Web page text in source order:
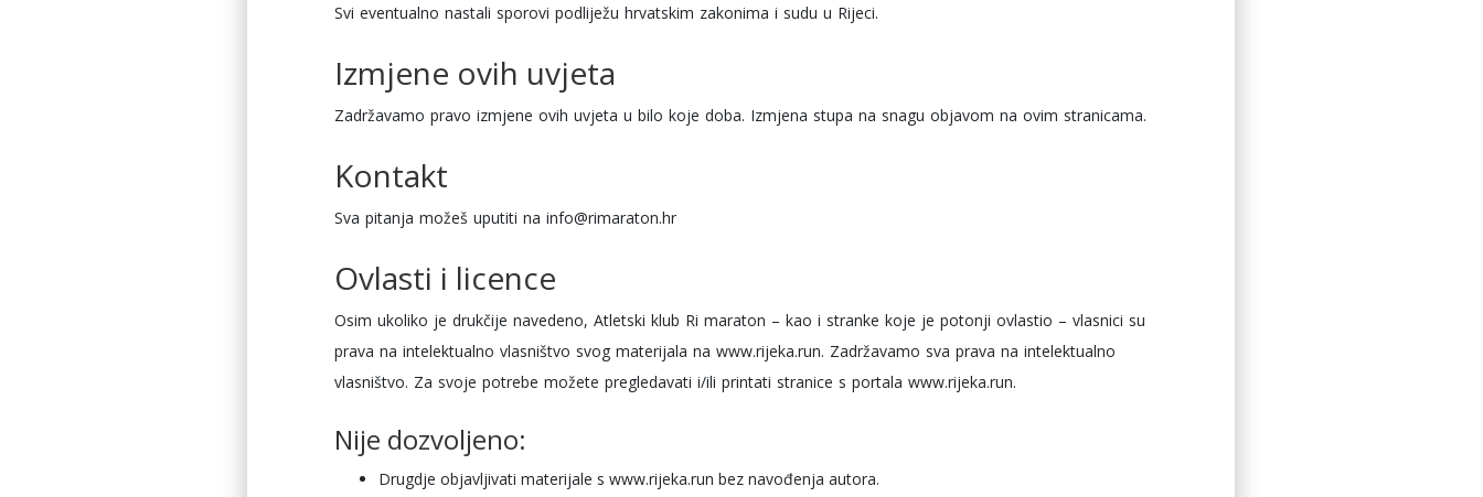
Svi eventualno nastali sporovi podliježu hrvatskim zakonima i sudu u Rijeci.
Izmjene ovih uvjeta
Zadržavamo pravo izmjene ovih uvjeta u bilo koje doba. Izmjena stupa na snagu objavom na ovim stranicama.
Kontakt
Sva pitanja možeš uputiti na info@rimaraton.hr
Ovlasti i licence
Osim ukoliko je drukčije navedeno, Atletski klub Ri maraton – kao i stranke koje je potonji ovlastio – vlasnici su
prava na intelektualno vlasništvo svog materijala na www.rijeka.run. Zadržavamo sva prava na intelektualno
vlasništvo. Za svoje potrebe možete pregledavati i/ili printati stranice s portala www.rijeka.run.
Nije dozvoljeno:
Drugdje objavljivati materijale s www.rijeka.run bez navođenja autora.